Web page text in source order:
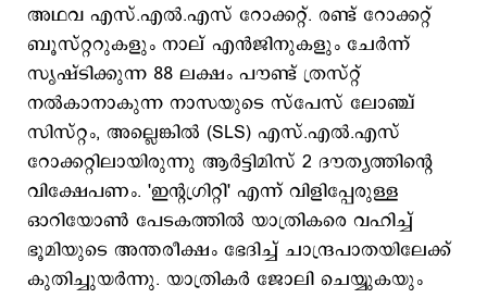
അഥവ എസ്.എല്‍.എസ് റോക്കറ്റ്. രണ്ട് റോക്കറ്റ്
ബൂസ്റ്ററുകളും നാല് എൻജിനുകളും ചേർന്ന്
സൃഷ്ടിക്കുന്ന 88 ലക്ഷം പൗണ്ട് ത്രസ്റ്റ്
നല്‍കാനാകുന്ന നാസയുടെ സ്പേസ് ലോഞ്ച്
സിസ്റ്റം, അല്ലെങ്കില്‍ (SLS) എസ്.എൽ.എസ്
റോക്കറ്റിലായിരുന്നു ആര്‍ട്ടിമിസ് 2 ദൗത്യത്തിന്റെ
വിക്ഷേപണം. 'ഇന്റഗ്രിറ്റി' എന്ന് വിളിപ്പേരുള്ള
ഓറിയോൺ പേടകത്തിൽ യാത്രികരെ വഹിച്ച്
ഭൂമിയുടെ അന്തരീക്ഷം ഭേദിച്ച് ചാന്ദ്രപാതയിലേക്ക്
കുതിച്ചുയര്‍ന്നു. യാത്രികർ ജോലി ചെയ്യുകയും